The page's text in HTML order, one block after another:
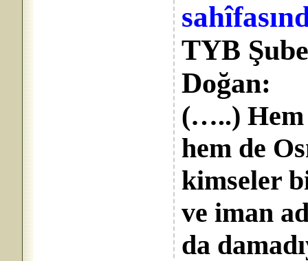
TYB
Doğan:
(…..) Hem
hem de
kimseler
ve iman
da